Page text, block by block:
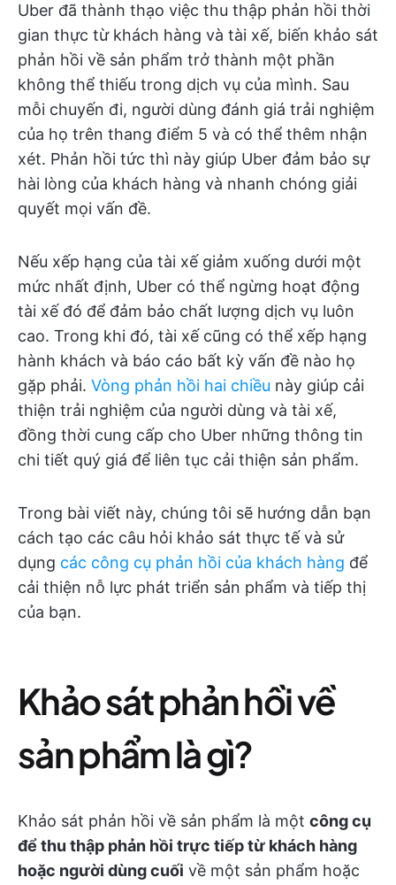
Uber đã thành thạo việc thu thập phản hồi thời
gian thực từ khách hàng và tài xế, biến khảo sát
phản hồi về sản phẩm trở thành một phần
không thể thiếu trong dịch vụ của mình. Sau
mỗi chuyến đi, người dùng đánh giá trải nghiệm
của họ trên thang điểm 5 và có thể thêm nhận
xét. Phản hồi tức thì này giúp Uber đảm bảo sự
hài lòng của khách hàng và nhanh chóng giải
quyết mọi vấn đề.
Nếu xếp hạng của tài xế giảm xuống dưới một
mức nhất định, Uber có thể ngừng hoạt động
tài xế đó để đảm bảo chất lượng dịch vụ luôn
cao. Trong khi đó, tài xế cũng có thể xếp hạng
hành khách và báo cáo bất kỳ vấn đề nào họ
gặp phải. Vòng phản hồi hai chiều này giúp cải
thiện trải nghiệm của người dùng và tài xế,
đồng thời cung cấp cho Uber những thông tin
chi tiết quý giá để liên tục cải thiện sản phẩm.
Trong bài viết này, chúng tôi sẽ hướng dẫn bạn
cách tạo các câu hỏi khảo sát thực tế và sử
dụng các công cụ phản hồi của khách hàng để
cải thiện nỗ lực phát triển sản phẩm và tiếp thị
của bạn.
Khảo sát phản hồi về
sản phẩm là gì?
Khảo sát phản hồi về sản phẩm là một công cụ
để thu thập phản hồi trực tiếp từ khách hàng
hoặc người dùng cuối về một sản phẩm hoặc